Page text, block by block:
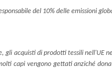
del 10% delle emissioni
gli acquisti di prodotti tessili nell'UE
capi vengono gettati anziché